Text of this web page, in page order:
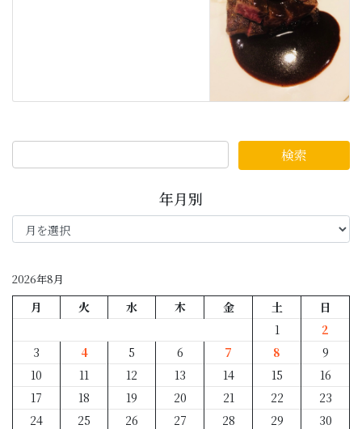
年月別
年
月
2026年8月
月 火 水 木 金 土
日
1
2
3
4 5 6 7 8
9
10
11 12 13 14 15
16
17
18 19 20 21 22
23
24
25 26 27 28 29
30